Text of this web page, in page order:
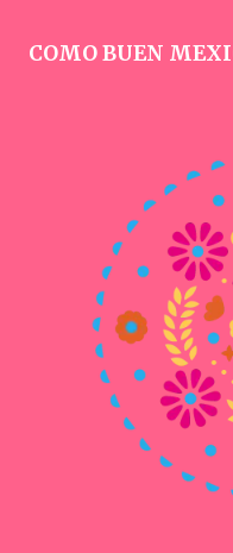
COMO BUEN